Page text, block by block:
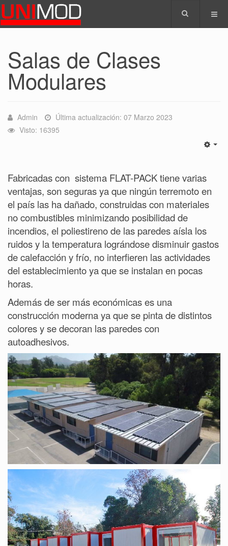
Salas de Clases
Modulares
Admin
Última actualización: 07 Marzo 2023
Visto: 16395
Fabricadas con sistema FLAT-PACK tiene varias
ventajas, son seguras ya que ningún terremoto en
el país las ha dañado, construidas con materiales
no combustibles minimizando posibilidad de
incendios, el poliestireno de las paredes aísla los
ruidos y la temperatura lográndose disminuir gastos
de calefacción y frío, no interfieren las actividades
del establecimiento ya que se instalan en pocas
horas.
Además de ser más económicas es una
construcción moderna ya que se pinta de distintos
colores y se decoran las paredes con
autoadhesivos.